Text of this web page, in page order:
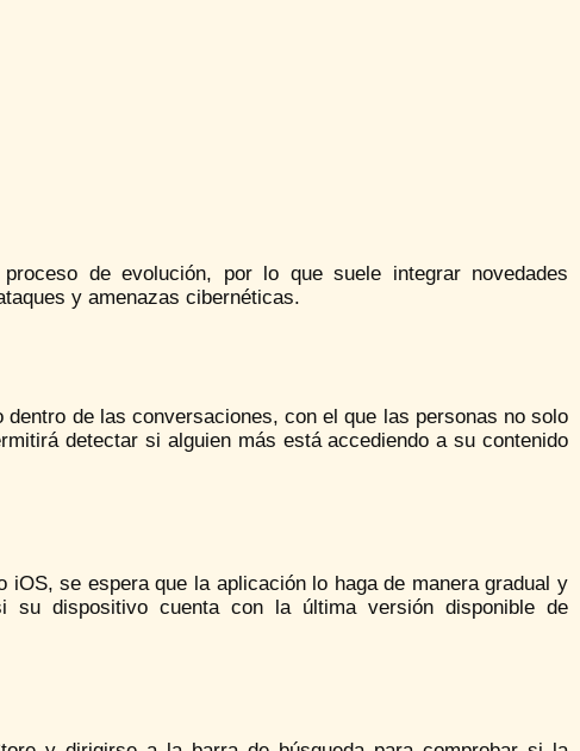
de evolución, por lo que suele integrar novedades
y amenazas cibernéticas.
de las conversaciones, con el que las personas no solo
detectar si alguien más está accediendo a su contenido
se espera que la aplicación lo haga de manera gradual y
su dispositivo cuenta con la última versión disponible de